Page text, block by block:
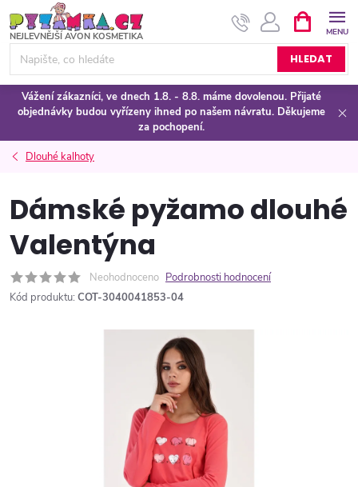
na
obsah
HLEDAT
NÁKUPNÍ
KOŠÍK
Vážení zákazníci, ve dnech 1.8. - 8.8. máme dovolenou. Přijaté
objednávky budou vyřízeny ihned po našem návratu. Děkujeme
za pochopení.
Dlouhé kalhoty
Dámské pyžamo dlouhé
Valentýna
Neohodnoceno Podrobnosti hodnocení
Kód produktu: COT-3040041853-04